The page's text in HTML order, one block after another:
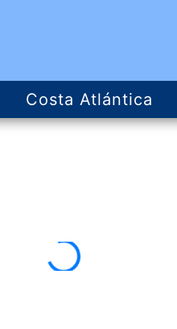
Costa Atlántica